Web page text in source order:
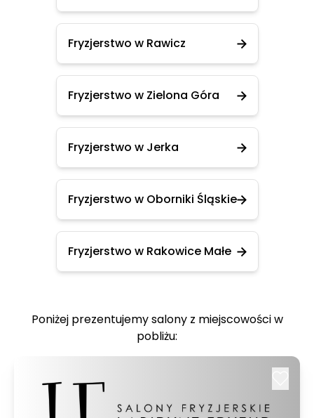
Fryzjerstwo w Rawicz
Fryzjerstwo w Zielona Góra
Fryzjerstwo w Jerka
Fryzjerstwo w Oborniki Śląskie
Fryzjerstwo w Rakowice Małe
Poniżej prezentujemy salony z miejscowości w
pobliżu: